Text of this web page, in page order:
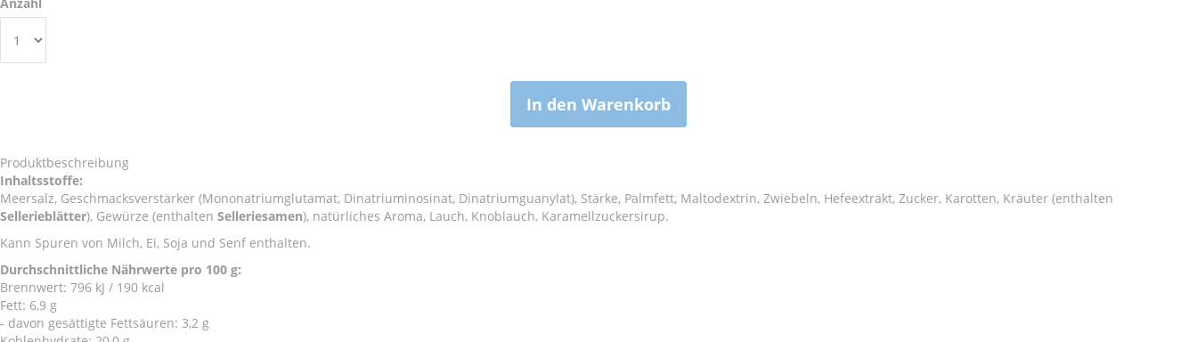
In den Warenkorb
Ende
der
Bildergalerie
springen
Anfang
der
Bildergalerie
springen
Produktbeschreibung
Inhaltsstoffe:
Meersalz, Geschmacksverstärker (Mononatriumglutamat, Dinatriuminosinat, Dinatriumguanylat), Stärke, Palmfett, Maltodextrin, Zwiebeln, Hefeextrakt, Zucker, Karotten, Kräuter (enthalten
Sellerieblätter), Gewürze (enthalten Selleriesamen), natürliches Aroma, Lauch, Knoblauch, Karamellzuckersirup.
Kann Spuren von Milch, Ei, Soja und Senf enthalten.
Durchschnittliche Nährwerte pro 100 g:
Brennwert: 796 kJ / 190 kcal
Fett: 6,9 g
- davon gesättigte Fettsäuren: 3,2 g